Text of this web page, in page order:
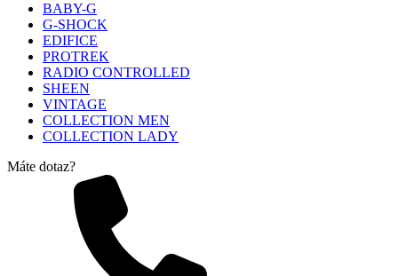
BABY-G
G-SHOCK
EDIFICE
PROTREK
RADIO CONTROLLED
SHEEN
VINTAGE
COLLECTION MEN
COLLECTION LADY
Máte dotaz?